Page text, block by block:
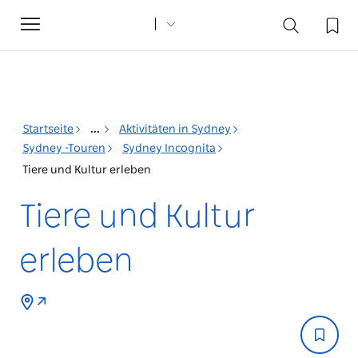
Toggle
navigation
Startseite ...
Aktivitäten in Sydney
Sydney -Touren
Sydney Incognita
Tiere und Kultur erleben
Tiere und Kultur
erleben